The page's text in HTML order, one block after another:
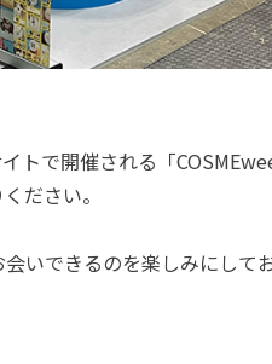
トで開催される「
ださい。
いできるのを楽しみにしてお